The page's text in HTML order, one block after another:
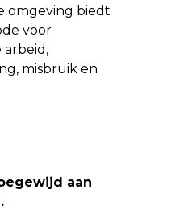
omgeving biedt
voor
arbeid,
misbruik en
aan